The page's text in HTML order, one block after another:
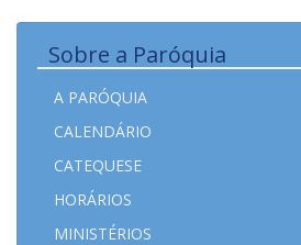
Sobre a Paróquia
A PARÓQUIA
CALENDÁRIO
CATEQUESE
HORÁRIOS
MINISTÉRIOS